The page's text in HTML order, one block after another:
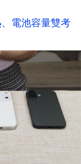
電池容量雙考